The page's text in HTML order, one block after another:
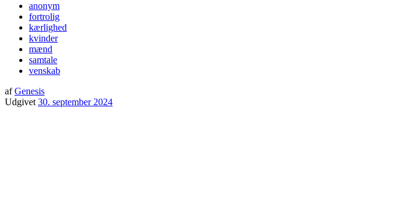
anonym
fortrolig
kærlighed
kvinder
mænd
samtale
venskab
afGenesis
Udgivet 30. september 2024